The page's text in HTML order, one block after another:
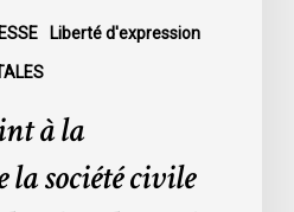
Liberté d'expression
à la
société civile